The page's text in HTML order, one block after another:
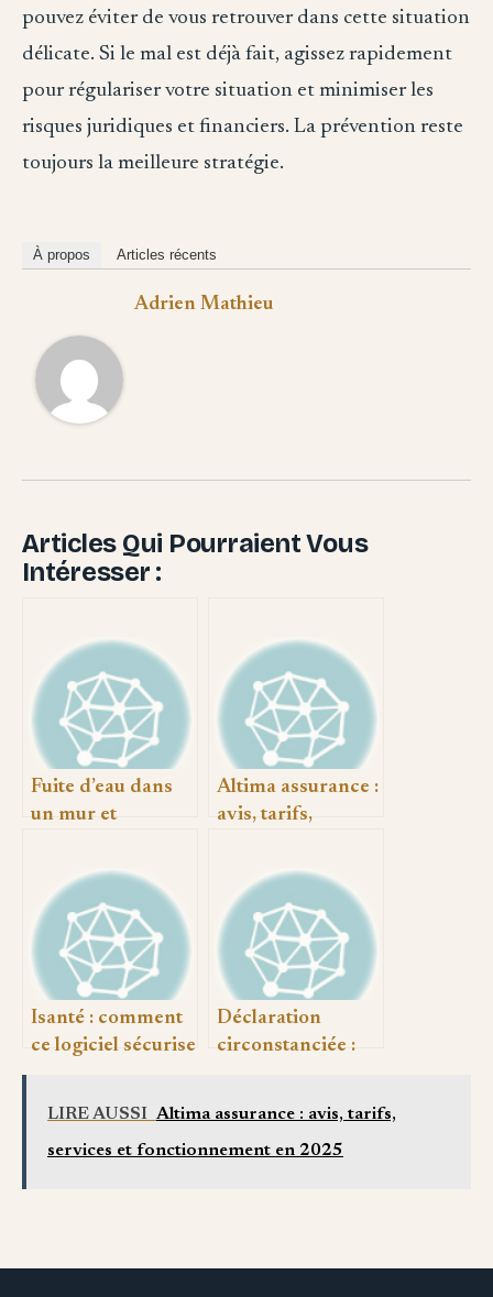
pouvez éviter de vous retrouver dans cette situation
délicate. Si le mal est déjà fait, agissez rapidement
pour régulariser votre situation et minimiser les
risques juridiques et financiers. La prévention reste
toujours la meilleure stratégie.
À propos Articles récents
Adrien Mathieu
Articles Qui Pourraient Vous
Intéresser :
Fuite d’eau dans
un mur et
droits et
démarches
Altima assurance :
avis, tarifs,
fonctionnement
en 2025
Isanté : comment
ce logiciel sécurise
Déclaration
circonstanciée :
LIRE AUSSI Altima assurance : avis, tarifs,
services et fonctionnement en 2025